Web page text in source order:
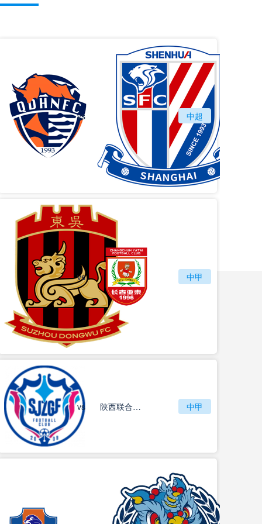
青岛海牛
vs 中超
苏州东吴
vs 长春亚泰中甲
石家庄功夫
vs 陕西联合月亮泊队 中甲